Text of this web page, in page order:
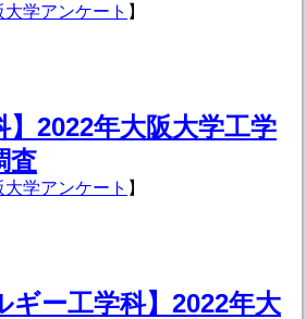
大学アンケート 】
】2022年大阪大学工学
査
大学アンケート 】
ギー工学科】2022年大